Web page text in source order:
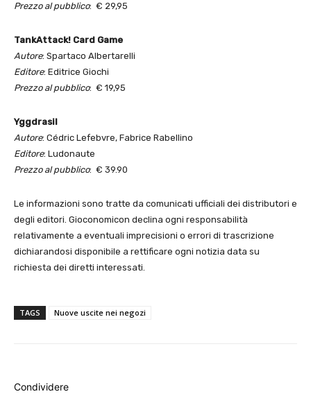
Prezzo al pubblico: € 29,95
TankAttack! Card Game
Autore: Spartaco Albertarelli
Editore: Editrice Giochi
Prezzo al pubblico: € 19,95
Yggdrasil
Autore: Cédric Lefebvre, Fabrice Rabellino
Editore: Ludonaute
Prezzo al pubblico: € 39.90
Le informazioni sono tratte da comunicati ufficiali dei distributori e
degli editori. Gioconomicon declina ogni responsabilità
relativamente a eventuali imprecisioni o errori di trascrizione
dichiarandosi disponibile a rettificare ogni notizia data su
richiesta dei diretti interessati.
TAGS Nuove uscite nei negozi
Condividere